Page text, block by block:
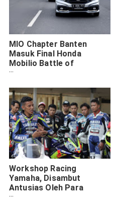
MIO Chapter Banten
Masuk Final Honda
Mobilio Battle of
Efficiency
Workshop Racing
Yamaha, Disambut
Antusias Oleh Para
Komunitas Yamaha